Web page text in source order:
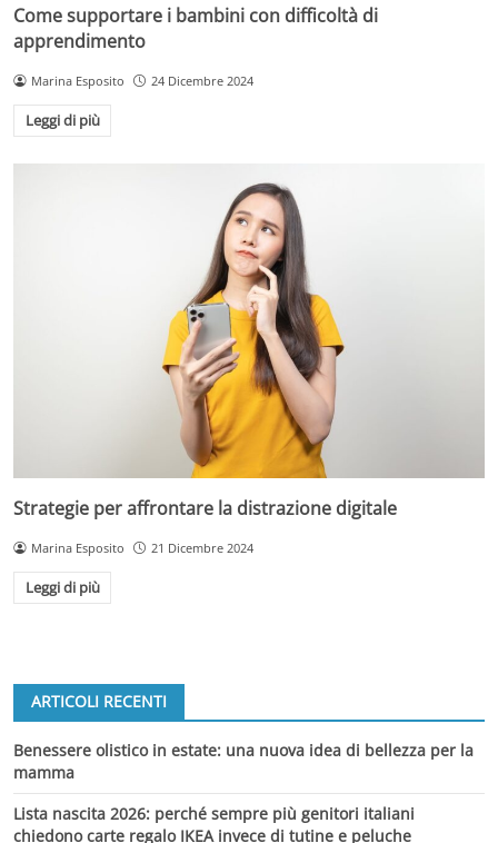
Come supportare i bambini con difficoltà di
apprendimento
Marina Esposito 24 Dicembre 2024
Leggi di più
Strategie per affrontare la distrazione digitale
Marina Esposito 21 Dicembre 2024
Leggi di più
ARTICOLI RECENTI
Benessere olistico in estate: una nuova idea di bellezza per la
mamma
Lista nascita 2026: perché sempre più genitori italiani
chiedono carte regalo IKEA invece di tutine e peluche